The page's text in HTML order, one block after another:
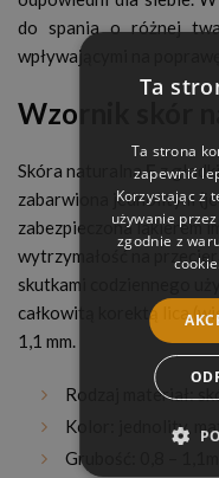
do spania o różnej
wpływającymi na
Wzornik skór
Skóra naturalnaFz
zabarwiona jednolitym
zabezpieczona lakierem
wytrzymałość na
skutkami codziennego
całkowitą korektą lica
1,1 mm.
Rodzaj materiał:
Kolor: jednolity,
Grubość: 0,8 –
Ta
Ta strona
zapewnić
Korzystając z
używanie
zgodnie z